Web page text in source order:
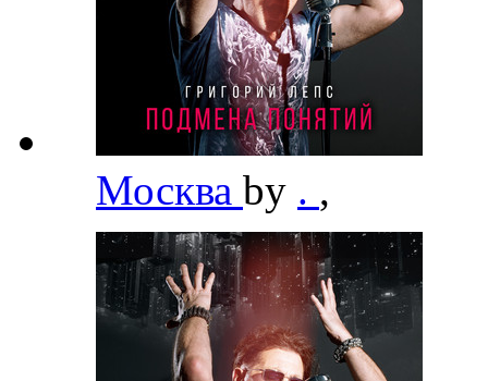
Москва by . ,